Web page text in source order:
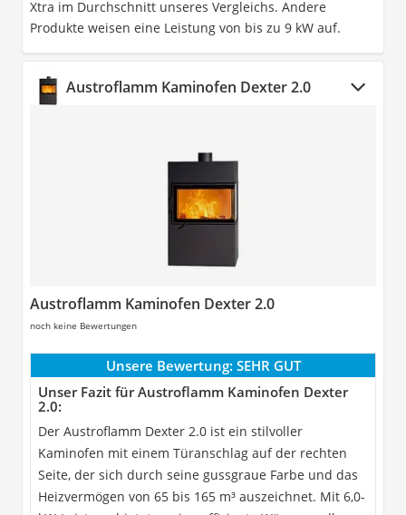
Xtra im Durchschnitt unseres Vergleichs. Andere
Produkte weisen eine Leistung von bis zu 9 kW auf.
Austroflamm Kaminofen Dexter 2.0
Austroflamm Kaminofen Dexter 2.0
noch keine Bewertungen
Unsere Bewertung: SEHR GUT
Unser Fazit für Austroflamm Kaminofen Dexter
2.0:
Der Austroflamm Dexter 2.0 ist ein stilvoller
Kaminofen mit einem Türanschlag auf der rechten
Seite, der sich durch seine gussgraue Farbe und das
Heizvermögen von 65 bis 165 m³ auszeichnet. Mit 6,0-